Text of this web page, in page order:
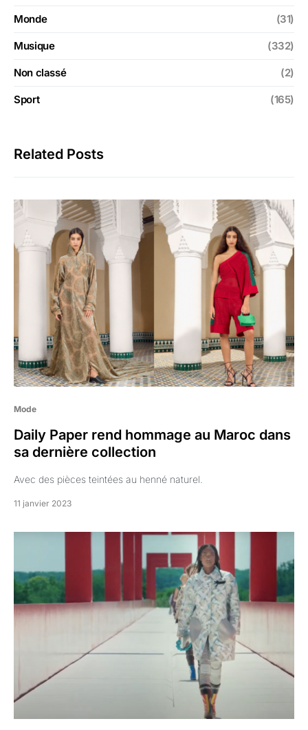
Monde (31)
Musique (332)
Non classé (2)
Sport (165)
Related Posts
Mode
Daily Paper rend hommage au Maroc dans
sa dernière collection
Avec des pièces teintées au henné naturel.
11 janvier 2023